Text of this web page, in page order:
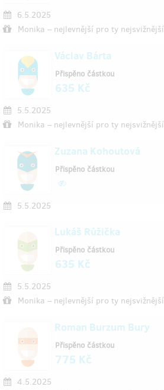
6.5.2025
Monika – nejlevnější pro ty nejsvižnější
Václav Bárta
5.5.2025
Monika – nejlevnější pro ty nejsvižnější
Přispěno částkou
635 Kč
Zuzana Kohoutová
5.5.2025
Přispěno částkou
Lukáš Růžička
5.5.2025
Monika – nejlevnější pro ty nejsvižnější
Přispěno částkou
635 Kč
Roman Burzum Bury
4.5.2025
Přispěno částkou
775 Kč